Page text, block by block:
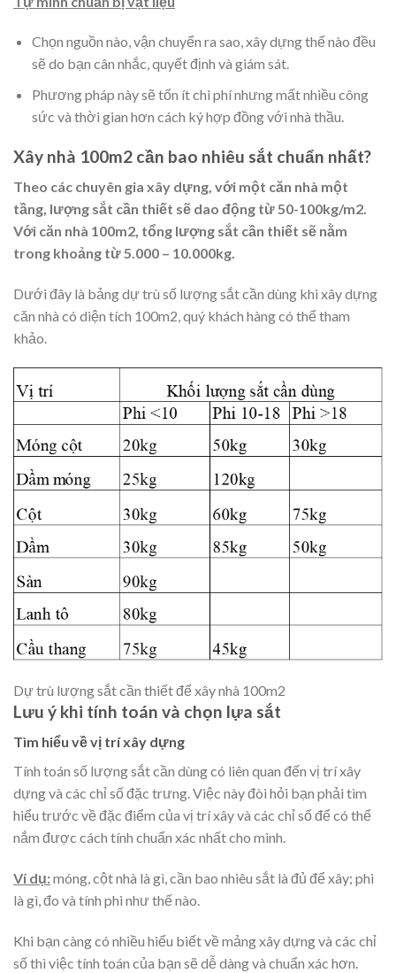
Chọn nguồn nào, vận chuyển ra sao, xây dựng thế nào đều
sẽ do bạn cân nhắc, quyết định và giám sát.
Phương pháp này sẽ tốn ít chi phí nhưng mất nhiều công
sức và thời gian hơn cách ký hợp đồng với nhà thầu.
Xây nhà 100m2 cần bao nhiêu sắt chuẩn nhất?
Theo các chuyên gia xây dựng, với một căn nhà một
tầng, lượng sắt cần thiết sẽ dao động từ 50-100kg/m2.
Với căn nhà 100m2, tổng lượng sắt cần thiết sẽ nằm
trong khoảng từ 5.000 – 10.000kg.
Dưới đây là bảng dự trù số lượng sắt cần dùng khi xây dựng
căn nhà có diện tích 100m2, quý khách hàng có thể tham
khảo.
Dự trù lượng sắt cần thiết để xây nhà 100m2
Lưu ý khi tính toán và chọn lựa sắt
Tìm hiểu về vị trí xây dựng
Tính toán số lượng sắt cần dùng có liên quan đến vị trí xây
dựng và các chỉ số đặc trưng. Việc này đòi hỏi bạn phải tìm
hiểu trước về đặc điểm của vị trí xây và các chỉ số để có thể
nắm được cách tính chuẩn xác nhất cho mình.
Ví dụ:móng, cột nhà là gì, cần bao nhiêu sắt là đủ để xây; phi
là gì, đo và tính phi như thế nào.
Khi bạn càng có nhiều hiểu biết về mảng xây dựng và các chỉ
số thì việc tính toán của bạn sẽ dễ dàng và chuẩn xác hơn.